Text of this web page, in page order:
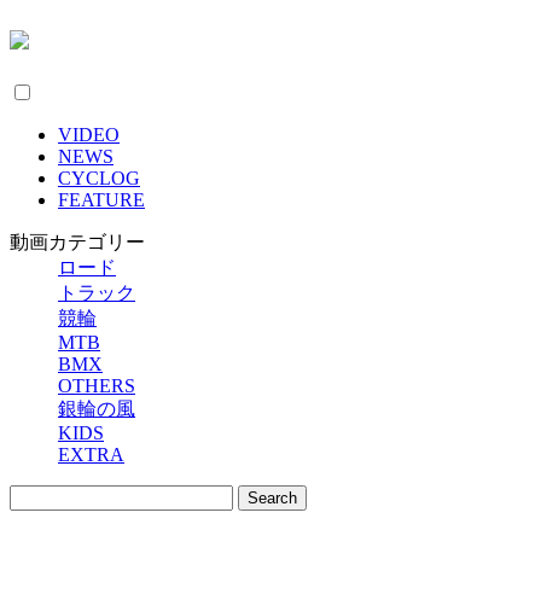
VIDEO
NEWS
CYCLOG
FEATURE
動画カテゴリー
ロード
トラック
競輪
MTB
BMX
OTHERS
銀輪の風
KIDS
EXTRA